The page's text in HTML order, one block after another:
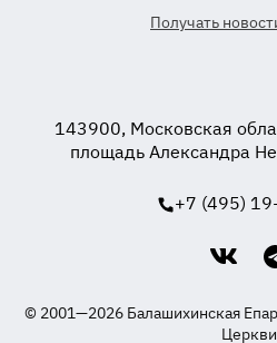
Получать
143900, Московская
площадь Александра
+7 (495)
© 2001—2026 Балашихинская
Церкви